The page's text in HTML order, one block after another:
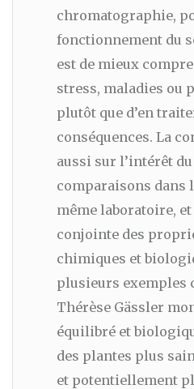
chromatographie,
fonctionnement du
est de mieux
stress, maladies ou
plutôt que d’en
conséquences. La
aussi sur l’intérêt du
comparaisons dans
même laboratoire,
conjointe des
chimiques et
plusieurs exemples
Thérèse Gässler
équilibré et
des plantes plus
et potentiellement